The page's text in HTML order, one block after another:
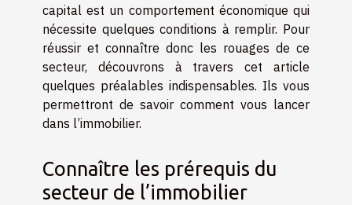
capital est un comportement économique qui
nécessite quelques conditions à remplir. Pour
réussir et connaître donc les rouages de ce
secteur, découvrons à travers cet article
quelques préalables indispensables. Ils vous
permettront de savoir comment vous lancer
dans l’immobilier.
Connaître les prérequis du
secteur de l’immobilier